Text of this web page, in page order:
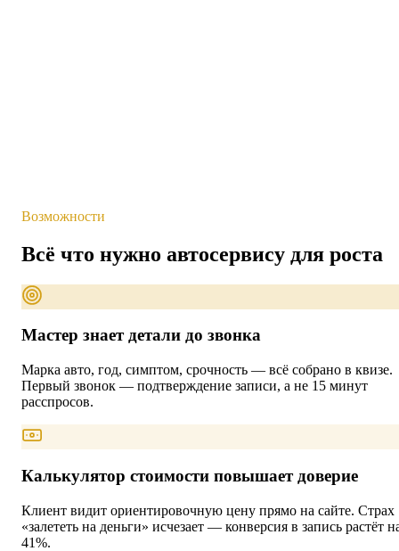
Возможности
Всё что нужно автосервису для роста
Мастер знает детали до звонка
Марка авто, год, симптом, срочность — всё собрано в квизе.
Первый звонок — подтверждение записи, а не 15 минут
расспросов.
Калькулятор стоимости повышает доверие
Клиент видит ориентировочную цену прямо на сайте. Страх
«залететь на деньги» исчезает — конверсия в запись растёт
41%.